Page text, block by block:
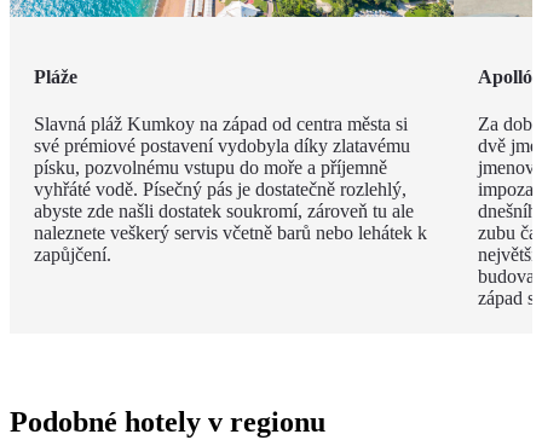
Pláže
Slavná pláž Kumkoy na západ od centra města si
své prémiové postavení vydobyla díky zlatavému
písku, pozvolnému vstupu do moře a příjemně
vyhřáté vodě. Písečný pás je dostatečně rozlehlý,
abyste zde našli dostatek soukromí, zároveň tu ale
naleznete veškerý servis včetně barů nebo lehátek k
zapůjčení.
Za dob
dvě
zubu
největší
budova
západ
Podobné hotely v regionu